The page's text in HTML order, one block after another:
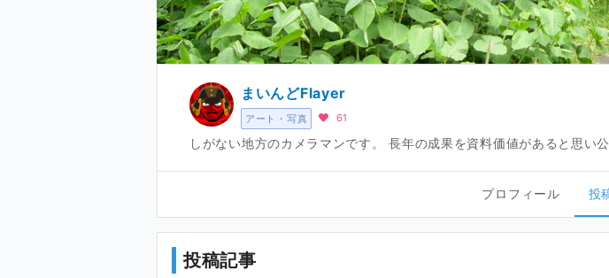
アート・写真
まいんどFlayer
61
しがない地方のカメラマンです。 長年の成果を資料価値があると思い
プロフィール 投
投稿記事